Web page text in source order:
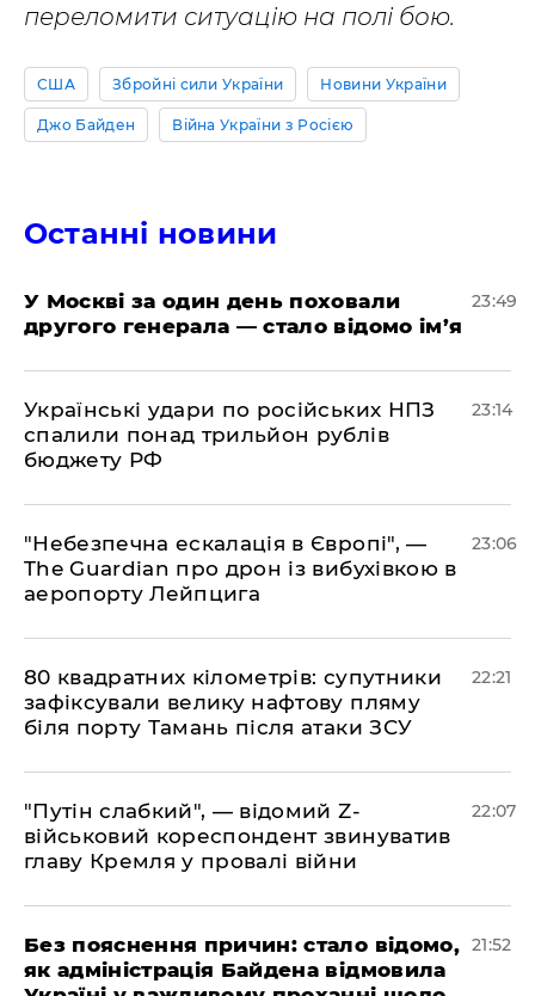
переломити ситуацію на полі бою.
США Збройні сили України Новини України
Джо Байден Війна України з Росією
Останні новини
​У Москві за один день поховали
другого генерала — стало відомо ім’я
23:49
​Українські удари по російських НПЗ
спалили понад трильйон рублів
бюджету РФ
23:14
​"Небезпечна ескалація в Європі", —
The Guardian про дрон із вибухівкою в
аеропорту Лейпцига
23:06
​80 квадратних кілометрів: супутники
зафіксували велику нафтову пляму
біля порту Тамань після атаки ЗСУ
22:21
"Путін слабкий", — відомий Z-
військовий кореспондент звинуватив
главу Кремля у провалі війни
22:07
​Без пояснення причин: стало відомо,
як адміністрація Байдена відмовила
21:52